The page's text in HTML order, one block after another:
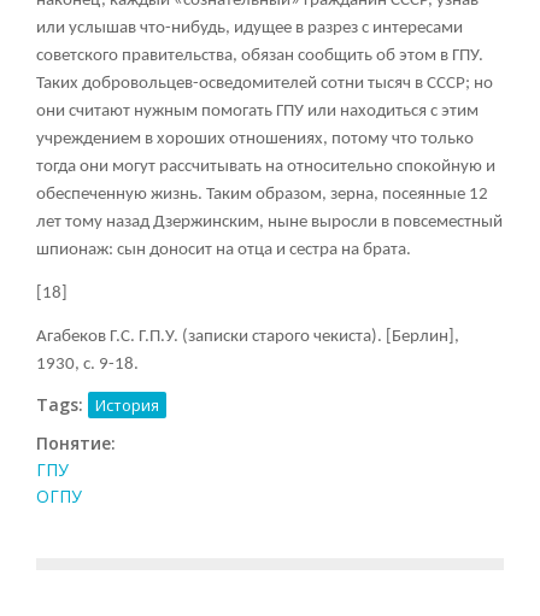
или услышав что-нибудь, идущее в разрез с интересами
советского правительства, обязан сообщить об этом в ГПУ.
Таких добровольцев-осведомителей сотни тысяч в СССР; но
они считают нужным помогать ГПУ или находиться с этим
учреждением в хороших отношениях, потому что только
тогда они могут рассчитывать на относительно спокойную и
обеспеченную жизнь. Таким образом, зерна, посеянные 12
лет тому назад Дзержинским, ныне выросли в повсеместный
шпионаж: сын доносит на отца и сестра на брата.
[18]
Агабеков Г.С. Г.П.У. (записки старого чекиста). [Берлин],
1930, с. 9-18.
Tags: История
Понятие:
ГПУ
ОГПУ